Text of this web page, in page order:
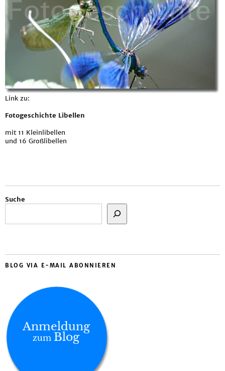
Link zu:
Fotogeschichte Libellen
mit 11 Kleinlibellen
und 16 Großlibellen
Suche
BLOG VIA E-MAIL ABONNIEREN
Anmeldung
zum Blog